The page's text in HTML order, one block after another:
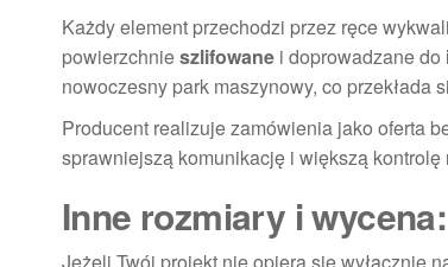
Każdy element przechodzi przez ręce
powierzchnieszlifowane i doprowadzane do
nowoczesny park maszynowy, co przekłada
Producent realizuje zamówienia jako oferta
sprawniejszą komunikację i większą
Inne rozmiary i